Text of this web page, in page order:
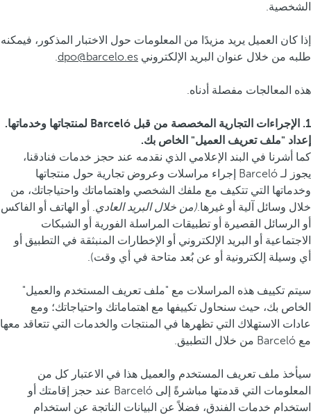
الشخصية.
إذا كان العميل يريد مزيدًا من المعلومات حول الاختبار المذكور، فيمكنه
طلبه من خلال عنوان البريد الإلكتروني dpo@barcelo.es
.
هذه المعالجات مفصلة أدناه.
1. الإجراءات التجارية المخصصة من قبل Barceló لمنتجاتها وخدماتها.
إعداد "ملف تعريف العميل" الخاص بك.
كما أشرنا في البند الإعلامي الذي نقدمه عند حجز خدمات فنادقنا،
يجوز لـ Barceló إجراء مراسلات وعروض تجارية حول منتجاتها
وخدماتها التي تتكيف مع ملفك الشخصي واهتماماتك واحتياجاتك، من
خلال وسائل آلية أو غيرها.(من خلال البريد العادي. أو الهاتف أو الفاكس
أو الرسائل القصيرة أو تطبيقات المراسلة الفورية أو الشبكات
الاجتماعية أو البريد الإلكتروني أو الإخطارات المنبثقة في التطبيق أو
أي وسيلة إلكترونية أو عن بُعد متاحة في أي وقت).
سيتم تكييف هذه المراسلات مع "ملف تعريف المستخدم والعميل"
الخاص بك، حيث سنحاول تكييفها مع اهتماماتك واحتياجاتك؛ ومع
عادات الاستهلاك التي تظهرها في المنتجات والخدمات التي تتعاقد معها
مع Barceló من خلال التطبيق.
سيأخذ ملف تعريف المستخدم والعميل هذا في الاعتبار كل من
المعلومات التي قدمتها مباشرةً إلى Barceló عند حجز إقامتك أو
استخدام خدمات الفندق، فضلاً عن البيانات الناتجة عن استخدام